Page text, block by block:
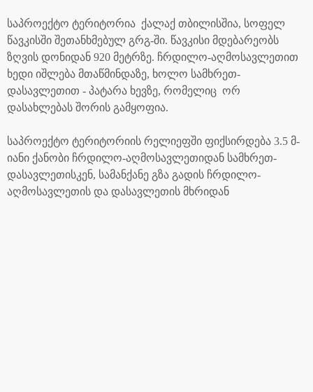
საპროექტო ტერიტორია ქალაქ თბილისშია, სოფელ
წავკისში შეთანხმებულ გრგ-ში. წავკისი მდებარეობს
ზღვის დონიდან 920 მეტრზე. ჩრდილო-აღმოსავლეთით
ხედი იშლება მთაწმინდაზე, ხოლო სამხრეთ-
დასავლეთით - პატარა ხევზე, რომელიც ორ
დასახლებას შორის გამყოფია.
საპროექტო ტერიტორიის რელიეფში ფიქსირდება 3.5 მ-
იანი ქანობი ჩრდილო-აღმოსავლეთიდან სამხრეთ-
დასავლეთისკენ, სამანქანე გზა გადის ჩრდილო-
აღმოსავლეთის და დასავლეთის მხრიდან